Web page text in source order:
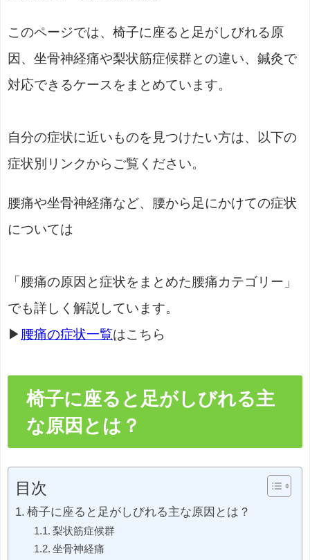
このページでは、椅子に座ると足がしびれる原
因、坐骨神経痛や梨状筋症候群との違い、鍼灸で
対応できるケースをまとめています。
自分の症状に近いものを見つけたい方は、以下の
症状別リンクからご覧ください。
腰痛や坐骨神経痛など、腰から足にかけての症状
については
「腰痛の原因と症状をまとめた腰痛カテゴリー」
でも詳しく解説しています。
▶ 腰痛の症状一覧はこちら
椅子に座ると足がしびれる主
な原因とは？
目次
椅子に座ると足がしびれる主な原因とは？
梨状筋症候群
坐骨神経痛